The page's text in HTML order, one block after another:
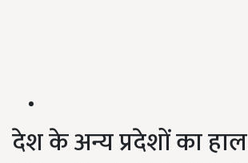
देश के अन्य प्रदेशों का हाल